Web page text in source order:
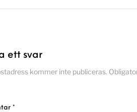
ett svar
kommer inte publiceras.
*